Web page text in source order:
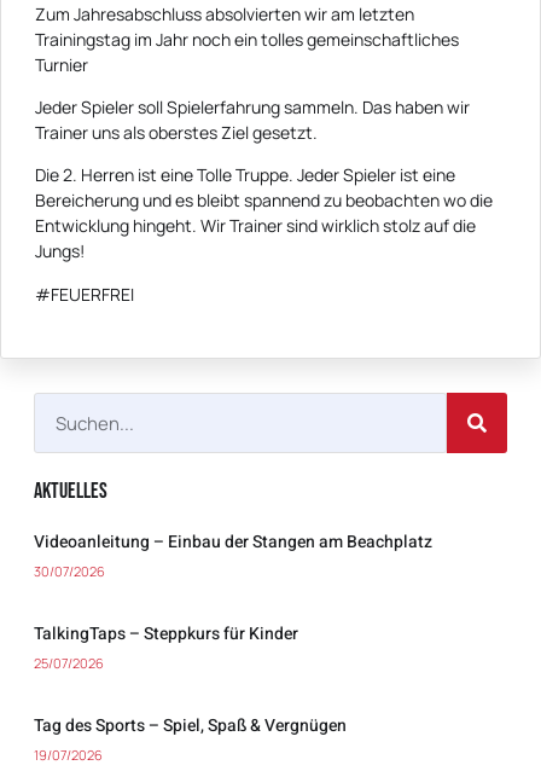
Zum Jahresabschluss absolvierten wir am letzten
Trainingstag im Jahr noch ein tolles gemeinschaftliches
Turnier
Jeder Spieler soll Spielerfahrung sammeln. Das haben wir
Trainer uns als oberstes Ziel gesetzt.
Die 2. Herren ist eine Tolle Truppe. Jeder Spieler ist eine
Bereicherung und es bleibt spannend zu beobachten wo die
Entwicklung hingeht. Wir Trainer sind wirklich stolz auf die
Jungs!
#FEUERFREI
Aktuelles
Videoanleitung – Einbau der Stangen am Beachplatz
30/07/2026
TalkingTaps – Steppkurs für Kinder
25/07/2026
Tag des Sports – Spiel, Spaß & Vergnügen
19/07/2026